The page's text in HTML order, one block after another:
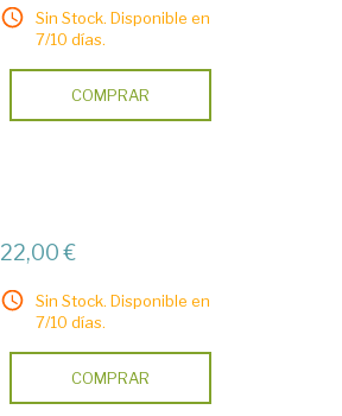
Sin Stock. Disponible en
7/10 días.
COMPRAR
22,00 €
Sin Stock. Disponible en
7/10 días.
COMPRAR